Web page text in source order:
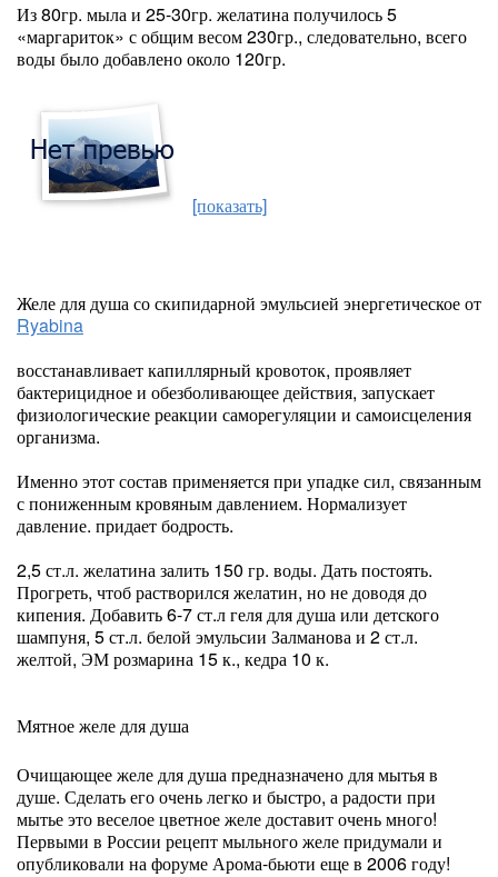
Из 80гр. мыла и 25-30гр. желатина получилось 5
«маргариток» с общим весом 230гр., следовательно, всего
воды было добавлено около 120гр.
[показать]
Желе для душа со скипидарной эмульсией энергетическое от
Ryabina
восстанавливает капиллярный кровоток, проявляет
бактерицидное и обезболивающее действия, запускает
физиологические реакции саморегуляции и самоисцеления
организма.
Именно этот состав применяется при упадке сил, связанным
с пониженным кровяным давлением. Нормализует
давление. придает бодрость.
2,5 ст.л. желатина залить 150 гр. воды. Дать постоять.
Прогреть, чтоб растворился желатин, но не доводя до
кипения. Добавить 6-7 ст.л геля для душа или детского
шампуня, 5 ст.л. белой эмульсии Залманова и 2 ст.л.
желтой, ЭМ розмарина 15 к., кедра 10 к.
Мятное желе для душа
Очищающее желе для душа предназначено для мытья в
душе. Сделать его очень легко и быстро, а радости при
мытье это веселое цветное желе доставит очень много!
Первыми в России рецепт мыльного желе придумали и
опубликовали на форуме Арома-бьюти еще в 2006 году!